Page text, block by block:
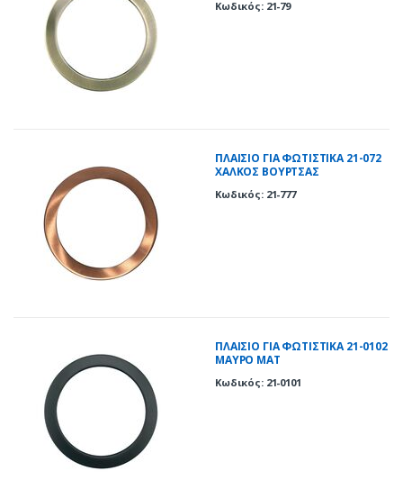
Κωδικός: 21-79
ΠΛΑΙΣΙΟ ΓΙΑ ΦΩΤΙΣΤΙΚΑ 21-072
ΧΑΛΚΟΣ ΒΟΥΡΤΣΑΣ
Κωδικός: 21-777
ΠΛΑΙΣΙΟ ΓΙΑ ΦΩΤΙΣΤΙΚΑ 21-0102
ΜΑΥΡΟ ΜΑΤ
Κωδικός: 21-0101